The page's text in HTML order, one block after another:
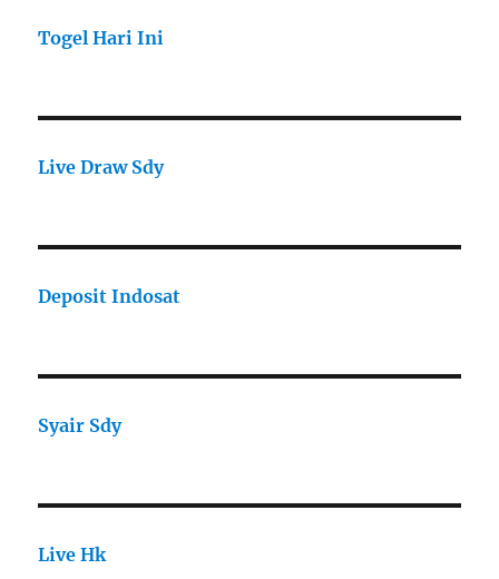
Togel Hari Ini
Live Draw Sdy
Deposit Indosat
Syair Sdy
Live Hk